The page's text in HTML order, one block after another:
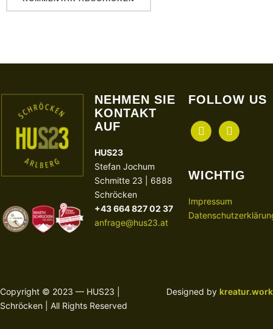
NEHMEN SIE
KONTAKT
AUF
HUS23
Stefan Jochum
Schmitte 23 | 6888
Schröcken
+43 664 827 02 37
anfrage@hus23.at
FOLLOW US
facebookinstagram
WICHTIG
Impressum
Copyright © 2023 — HUS23 |
Schröcken | All Rights Reserved
Designed by kreatur.work